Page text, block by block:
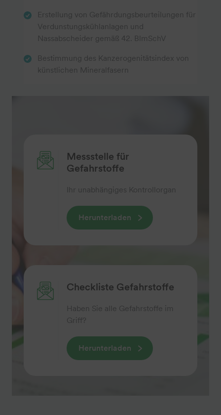
Erstellung von Gefährdungsbeurteilungen für
Verdunstungskühlanlagen und
Nassabscheider gemäß 42. BlmSchV
Bestimmung des Kanzerogenitätsindex von
künstlichen Mineralfasern
Messstelle für
Gefahrstoffe
Ihr unabhängiges Kontrollorgan
Herunterladen
Checkliste Gefahrstoffe
Haben Sie alle Gefahrstoffe im
Griff?
Herunterladen